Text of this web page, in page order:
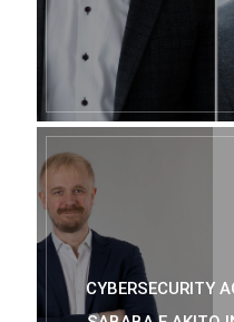
CYBERSECURITY